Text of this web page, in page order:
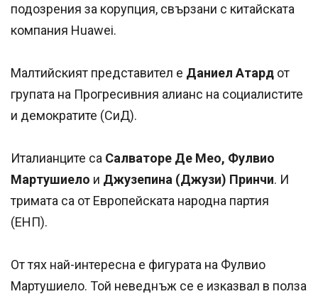
подозрения за корупция, свързани с китайската
компания Huawei.
Малтийският представител е Даниел Атард от
групата на Прогресивния алианс на социалистите
и демократите (СиД).
Италианците са Салваторе Де Мео, Фулвио
Мартушиело и Джузепина (Джузи) Принчи. И
тримата са от Европейската народна партия
(ЕНП).
От тях най-интересна е фигурата на Фулвио
Мартушиело. Той неведнъж се е изказвал в полза